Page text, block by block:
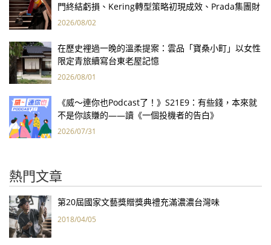
門終結虧損、Kering轉型策略初現成效、Prada集團財
報亮眼
2026/08/02
在歷史裡過一晚的溫柔提案：雲品「寶桑小町」以女性
限定青旅續寫台東老屋記憶
2026/08/01
《威～連你也Podcast了！》S21E9：有些錢，本來就
不是你該賺的——讀《一個投機者的告白》
2026/07/31
熱門文章
第20屆國家文藝獎贈獎典禮充滿濃濃台灣味
2018/04/05